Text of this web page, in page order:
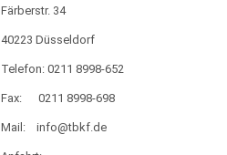
Färberstr. 34
40223 Düsseldorf
Telefon: 0211 8998-652
Fax: 0211 8998-698
Mail: info@tbkf.de